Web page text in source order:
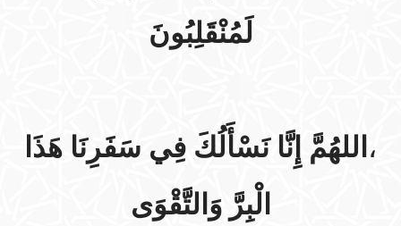
لَمُنْقَلِبُونَ
،اللهُمَّ إِنَّا نَسْأَلُكَ فِي سَفَرِنَا هَذَا
الْبِرَّ وَالتَّقْوَى